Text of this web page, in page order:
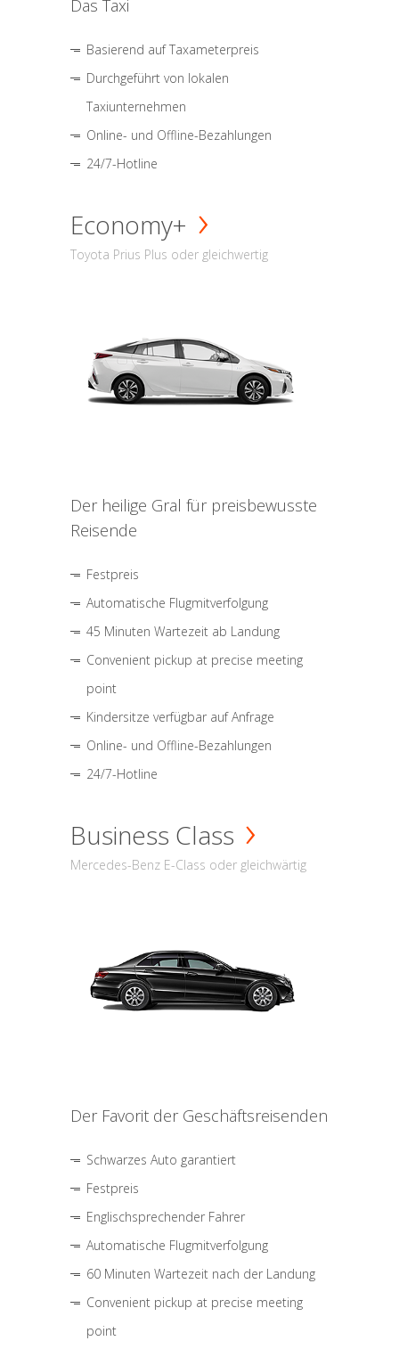
Das Taxi
Basierend auf Taxameterpreis
Durchgeführt von lokalen
Taxiunternehmen
Online- und Offline-Bezahlungen
24/7-Hotline
Economy+
Toyota Prius Plus oder gleichwertig
Der heilige Gral für preisbewusste
Reisende
Festpreis
Automatische Flugmitverfolgung
45 Minuten Wartezeit ab Landung
Convenient pickup at precise meeting
point
Kindersitze verfügbar auf Anfrage
Online- und Offline-Bezahlungen
24/7-Hotline
Business Class
Mercedes-Benz E-Class oder gleichwärtig
Der Favorit der Geschäftsreisenden
Schwarzes Auto garantiert
Festpreis
Englischsprechender Fahrer
Automatische Flugmitverfolgung
60 Minuten Wartezeit nach der Landung
Convenient pickup at precise meeting
point